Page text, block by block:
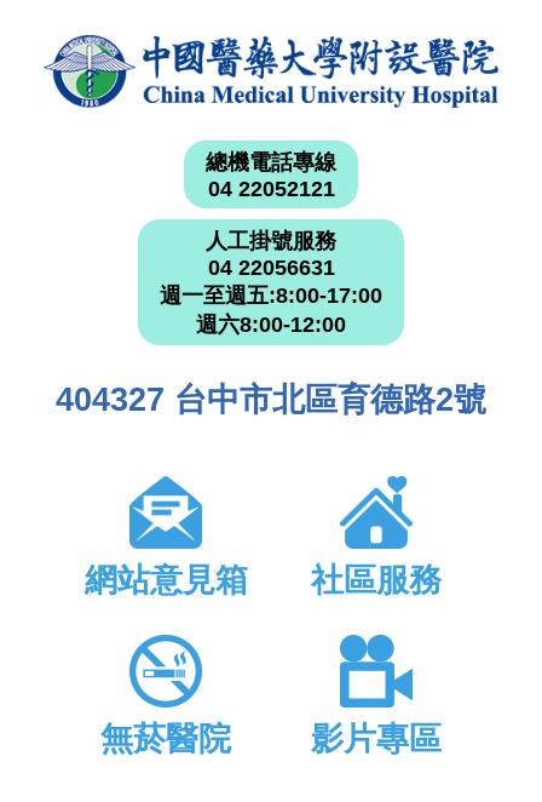
總機電話專線
04 22052121
人工掛號服務
04 22056631
週一至週五:8:00-17:00
週六8:00-12:00
404327 台中市北區育德路2號
網站意見箱 社區服務
無菸醫院 影片專區